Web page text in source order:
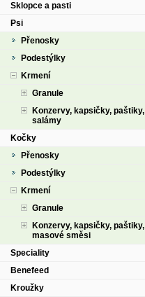
Sklopce a pasti
Psi
Přenosky
Podestýlky
Krmení
Granule
Konzervy, kapsičky, paštiky,
salámy
Kočky
Přenosky
Podestýlky
Krmení
Granule
Konzervy, kapsičky, paštiky,
masové směsi
Speciality
Benefeed
Kroužky